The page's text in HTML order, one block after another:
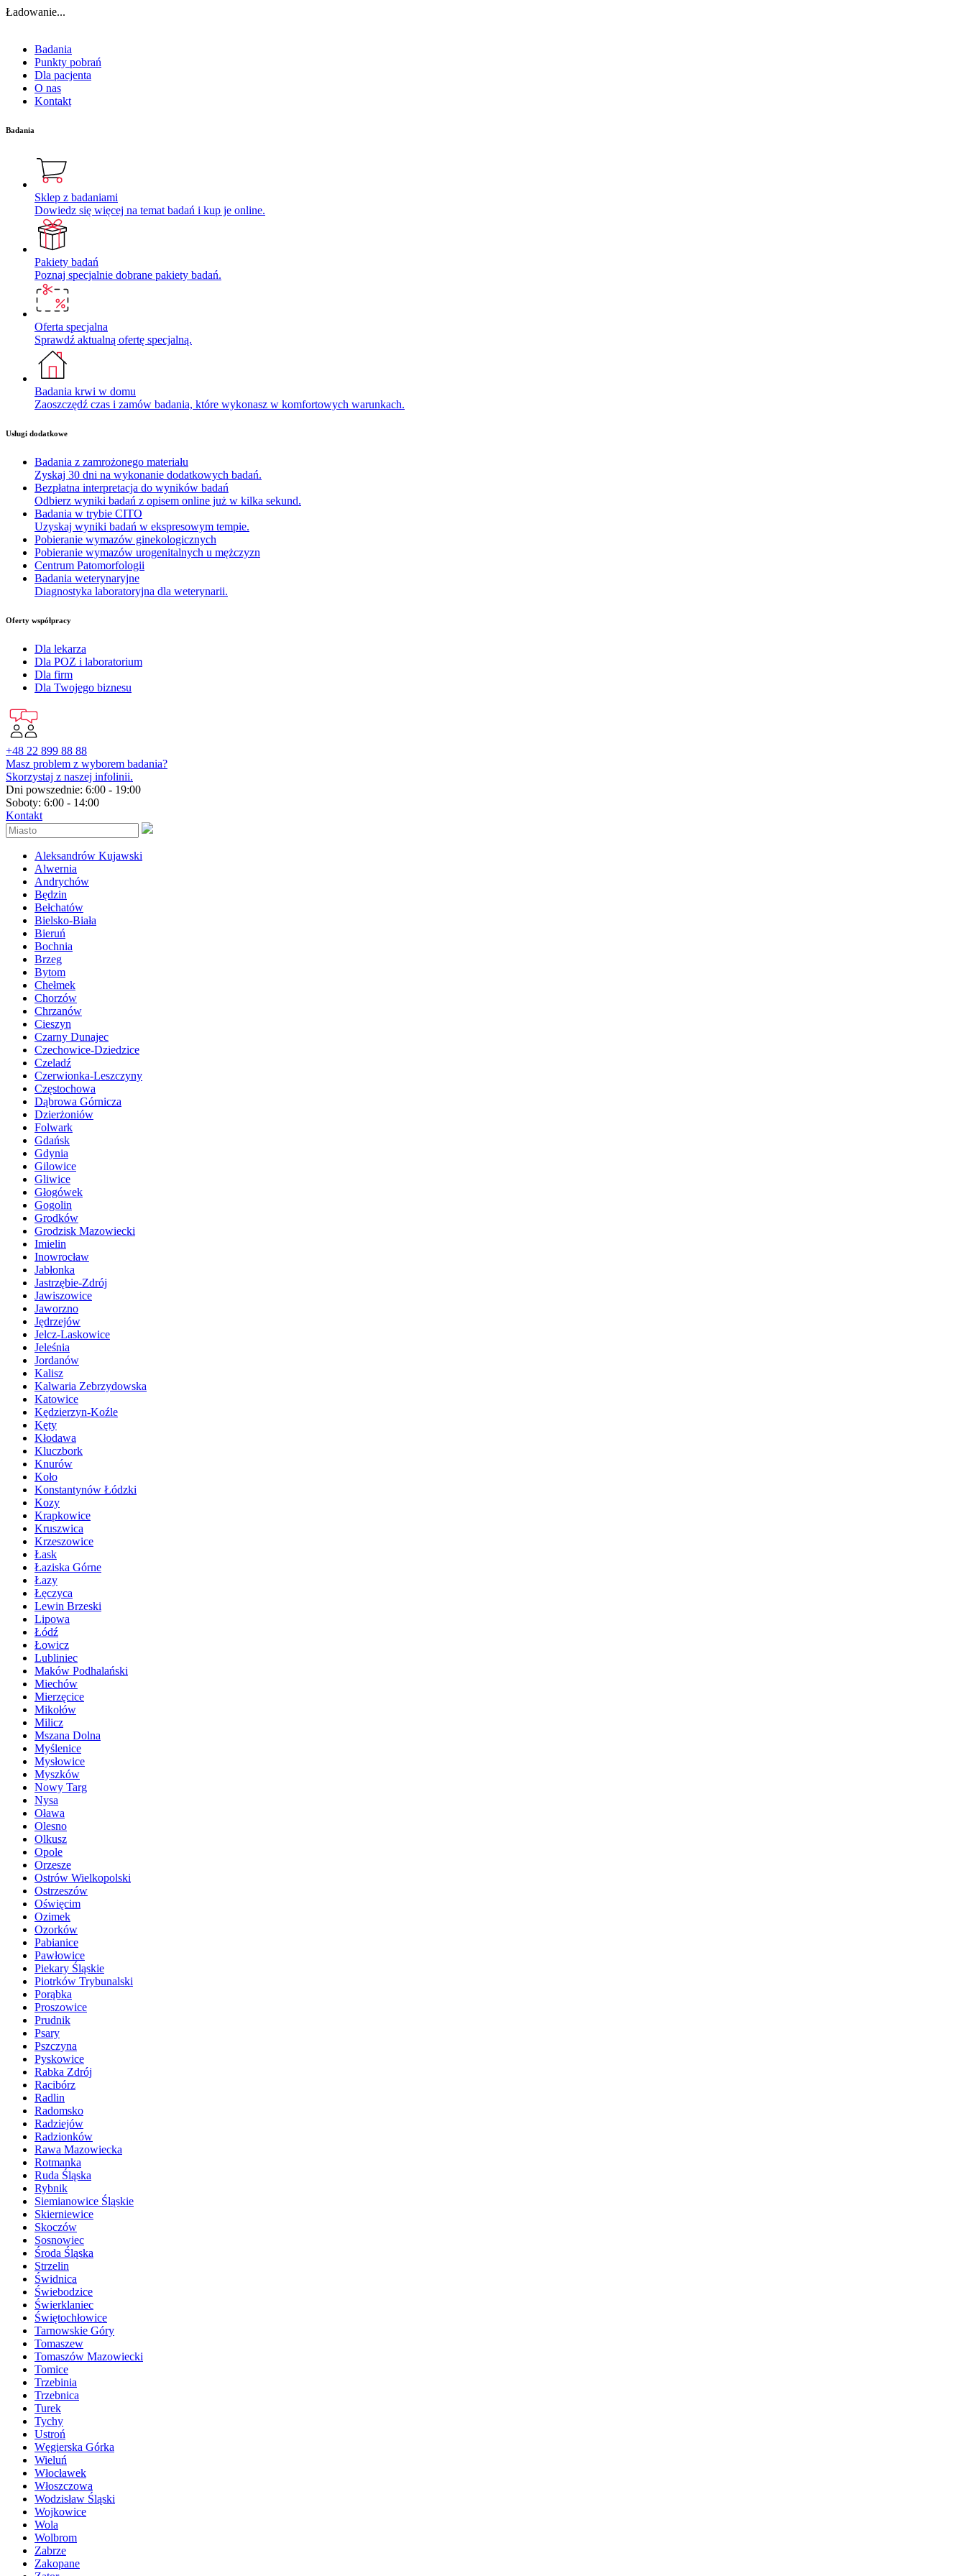
Ładowanie...
Badania
Punkty pobrań
Dla pacjenta
O nas
Kontakt
Badania
Sklep z badaniami
Dowiedz się więcej na temat badań i kup je online.
Pakiety badań
Poznaj specjalnie dobrane pakiety badań.
Oferta specjalna
Sprawdź aktualną ofertę specjalną.
Badania krwi w domu
Zaoszczędź czas i zamów badania, które wykonasz w komfortowych warunkach.
Usługi dodatkowe
Badania z zamrożonego materiału
Zyskaj 30 dni na wykonanie dodatkowych badań.
Bezpłatna interpretacja do wyników badań
Odbierz wyniki badań z opisem online już w kilka sekund.
Badania w trybie CITO
Uzyskaj wyniki badań w ekspresowym tempie.
Pobieranie wymazów ginekologicznych
Pobieranie wymazów urogenitalnych u mężczyzn
Centrum Patomorfologii
Badania weterynaryjne
Diagnostyka laboratoryjna dla weterynarii.
Oferty współpracy
Dla lekarza
Dla POZ i laboratorium
Dla firm
Dla Twojego biznesu
+48 22 899 88 88
Masz problem z wyborem badania?
Skorzystaj z naszej infolinii.
Dni powszednie: 6:00 - 19:00
Soboty: 6:00 - 14:00
Kontakt
Aleksandrów Kujawski
Alwernia
Andrychów
Będzin
Bełchatów
Bielsko-Biała
Bieruń
Bochnia
Brzeg
Bytom
Chełmek
Chorzów
Chrzanów
Cieszyn
Czarny Dunajec
Czechowice-Dziedzice
Czeladź
Czerwionka-Leszczyny
Częstochowa
Dąbrowa Górnicza
Dzierżoniów
Folwark
Gdańsk
Gdynia
Gilowice
Gliwice
Głogówek
Gogolin
Grodków
Grodzisk Mazowiecki
Imielin
Inowrocław
Jabłonka
Jastrzębie-Zdrój
Jawiszowice
Jaworzno
Jędrzejów
Jelcz-Laskowice
Jeleśnia
Jordanów
Kalisz
Kalwaria Zebrzydowska
Katowice
Kędzierzyn-Koźle
Kęty
Kłodawa
Kluczbork
Knurów
Koło
Konstantynów Łódzki
Kozy
Krapkowice
Kruszwica
Krzeszowice
Łask
Łaziska Górne
Łazy
Łęczyca
Lewin Brzeski
Lipowa
Łódź
Łowicz
Lubliniec
Maków Podhalański
Miechów
Mierzęcice
Mikołów
Milicz
Mszana Dolna
Myślenice
Mysłowice
Myszków
Nowy Targ
Nysa
Oława
Olesno
Olkusz
Opole
Orzesze
Ostrów Wielkopolski
Ostrzeszów
Oświęcim
Ozimek
Ozorków
Pabianice
Pawłowice
Piekary Śląskie
Piotrków Trybunalski
Porąbka
Proszowice
Prudnik
Psary
Pszczyna
Pyskowice
Rabka Zdrój
Racibórz
Radlin
Radomsko
Radziejów
Radzionków
Rawa Mazowiecka
Rotmanka
Ruda Śląska
Rybnik
Siemianowice Śląskie
Skierniewice
Skoczów
Sosnowiec
Środa Śląska
Strzelin
Świdnica
Świebodzice
Świerklaniec
Świętochłowice
Tarnowskie Góry
Tomaszew
Tomaszów Mazowiecki
Tomice
Trzebinia
Trzebnica
Turek
Tychy
Ustroń
Węgierska Górka
Wieluń
Włocławek
Włoszczowa
Wodzisław Śląski
Wojkowice
Wola
Wolbrom
Zabrze
Zakopane